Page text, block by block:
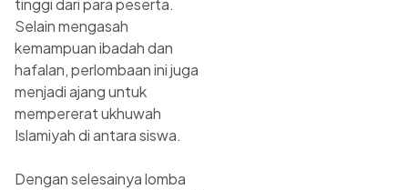
tinggi dari para peserta.
Selain mengasah
kemampuan ibadah dan
hafalan, perlombaan ini juga
menjadi ajang untuk
mempererat ukhuwah
Islamiyah di antara siswa.
Dengan selesainya lomba